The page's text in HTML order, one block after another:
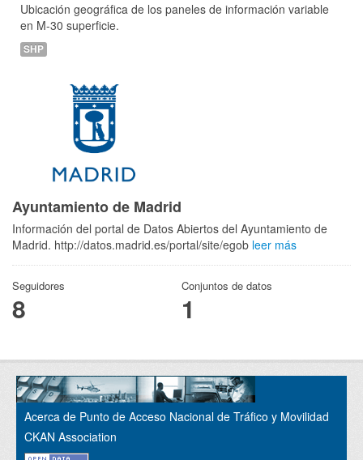
Ubicación geográfica de los paneles de información variable
en M-30 superficie.
SHP
Ayuntamiento de Madrid
Información del portal de Datos Abiertos del Ayuntamiento de
Madrid. http://datos.madrid.es/portal/site/egob leer más
Seguidores
8
Conjuntos de datos
1
Acerca de Punto de Acceso Nacional de Tráfico y Movilidad
CKAN Association